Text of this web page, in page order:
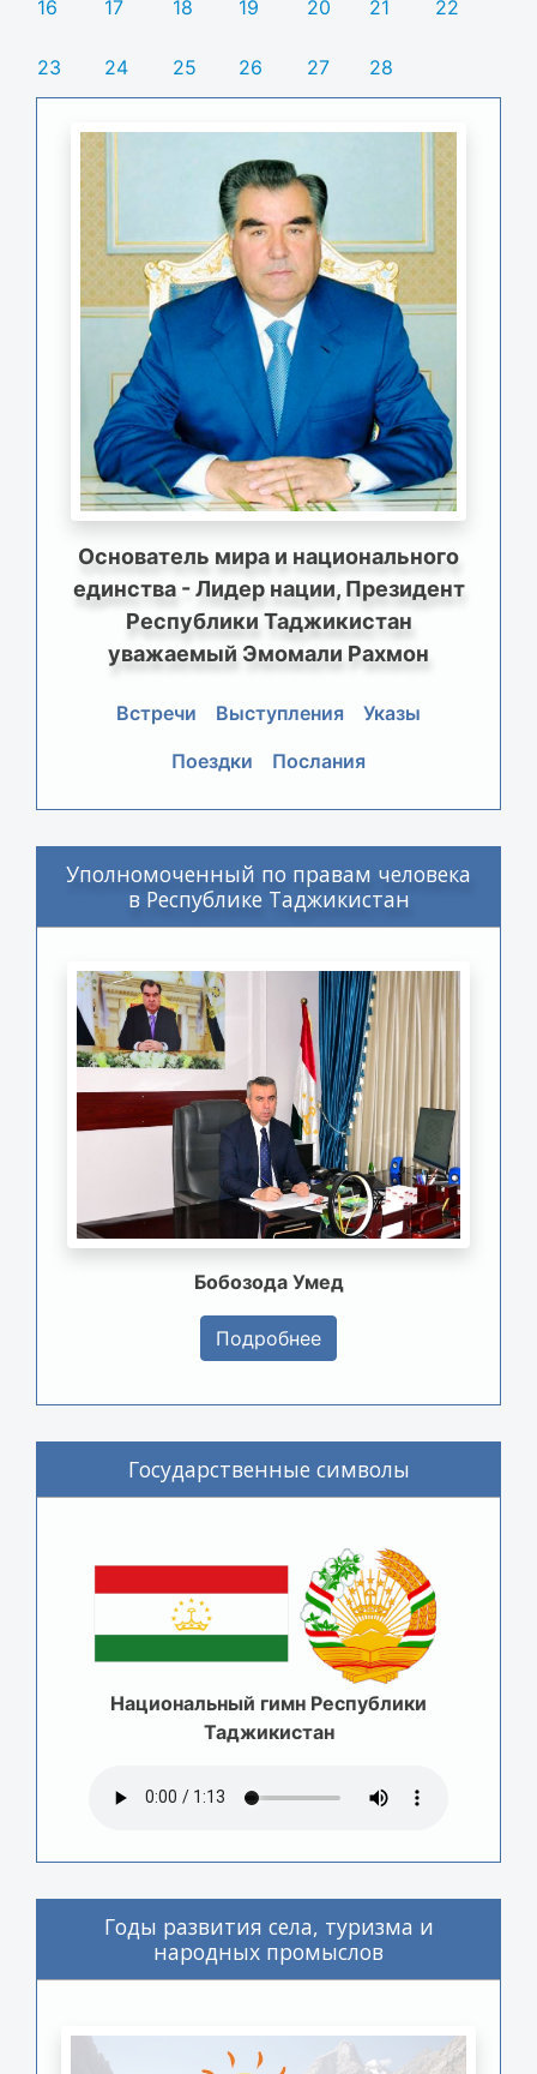
16 17 18 19 20 21 22
23 24 25 26 27 28
Основатель мира и национального
единства - Лидер нации, Президент
Республики Таджикистан
уважаемый Эмомали Рахмон
Встречи Выступления
Указы
Поездки
Послания
Уполномоченный по правам человека
в Республике Таджикистан
Бобозода Умед
Подробнее
Государственные символы
Национальный гимн Республики
Таджикистан
Годы развития села, туризма и
народных промыслов